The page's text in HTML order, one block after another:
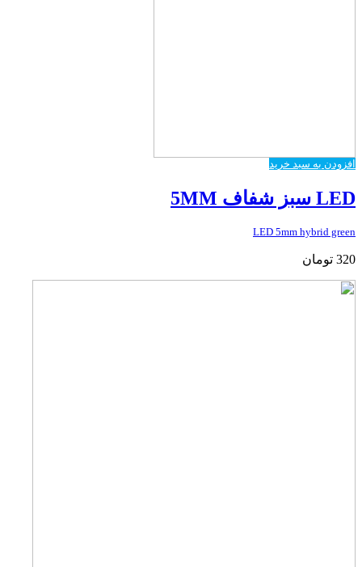
افزودن به سبد خرید
LED سبز شفاف 5MM
LED 5mm hybrid green
320 تومان